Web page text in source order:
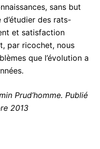
sans but
des rats-
et satisfaction
par ricochet, nous
que l’évolution a
Prud’homme. Publié
2013